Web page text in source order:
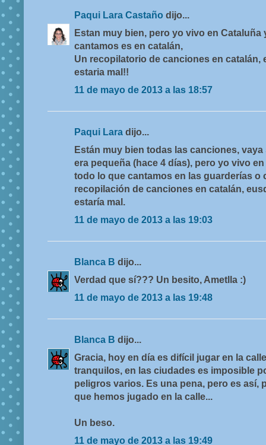
Paqui Lara Castaño dijo...
Estan muy bien, pero yo vivo en
cantamos es en catalán,
Un recopilatorio de canciones en catalán,
estaria mal!!
11 de mayo de 2013 a las 18:57
Paqui Lara dijo...
Están muy bien todas las canciones,
era pequeña (hace 4 días), pero yo vivo
todo lo que cantamos en las guarderías o
recopilación de canciones en catalán,
estaría mal.
11 de mayo de 2013 a las 19:03
Blanca B dijo...
Verdad que sí??? Un besito, Ametlla :)
11 de mayo de 2013 a las 19:48
Blanca B dijo...
Gracia, hoy en día es difícil jugar en la
tranquilos, en las ciudades es imposible
peligros varios. Es una pena, pero es así,
que hemos jugado en la calle...
Un beso.
11 de mayo de 2013 a las 19:49